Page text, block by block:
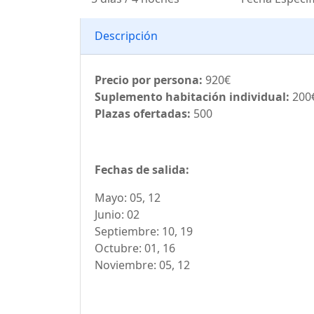
Descripción
Precio por persona: 920€
Suplemento habitación individual:
Plazas ofertadas: 500
Fechas de salida:
Mayo: 05, 12
Junio: 02
Septiembre: 10, 19
Octubre: 01, 16
Noviembre: 05, 12